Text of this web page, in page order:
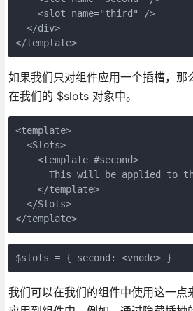
    <slot name="third" />
  </div>
</template>
如果我们只对组件应用一个插槽，那
在我们的 $slots 对象中。
<template>
  <Slots>
    <template #second>
This will be applied to
    </template>
  </Slots>
</template>
我们可以在我们的组件中使用这一点